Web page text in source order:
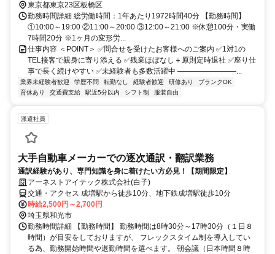
東京都東京23区板橋区
勤務時間詳細 総労働時間：1年あたり1972時間40分 【勤務時間】
①10:00～19:00 ②11:00～20:00 ③12:00～21:00 ※休憩100分・実働
7時間20分 ※1ヶ月の変形労...
仕事内容 ＜POINT＞ ✅問合せを受けたお客様へのご案内 ✅1対1の
TEL接客で親身に寄り添える ✅残業ほぼなし＋原則定時退社 ✅座り仕
事で長く続けやすい ✅未経験者も多数活躍中 ――――――――...
業界未経験者歓迎 学歴不問 転勤なし 経験者歓迎 研修あり
ブランクOK
育休あり
交通費支給 駅近5分以内 シフト制 服装自由
派遣社員
大手自動車メーカーでの逐次通訳・翻訳業務
通訳経験があり、専門知識を身に着けたい方必見！【期間限定】
アーネストアイテック株式会社(白子)
交通・アクセス 成増駅から徒歩10分、地下鉄成増駅徒歩10分
時給2,500円～2,700円
埼玉県和光市
勤務時間詳細 【勤務時間】 勤務時間は8時30分～17時30分（１日８
時間）が目安をしておりますが、 フレックスタイム制を導入してい
る為、勤務開始時間や退勤時間を選べます。 朝会議（日本時間８時